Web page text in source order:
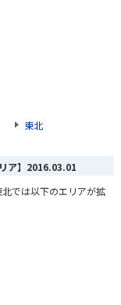
東北
】 2016.03.01
では以下のエリアが拡